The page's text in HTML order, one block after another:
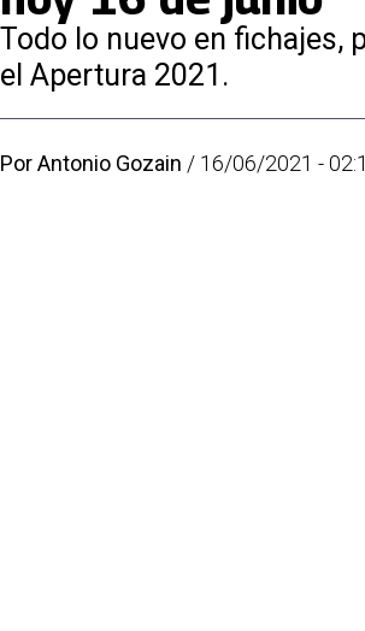
Todo lo nuevo en fichajes,
el Apertura 2021.
PorAntonio Gozain / 16/06/2021 -